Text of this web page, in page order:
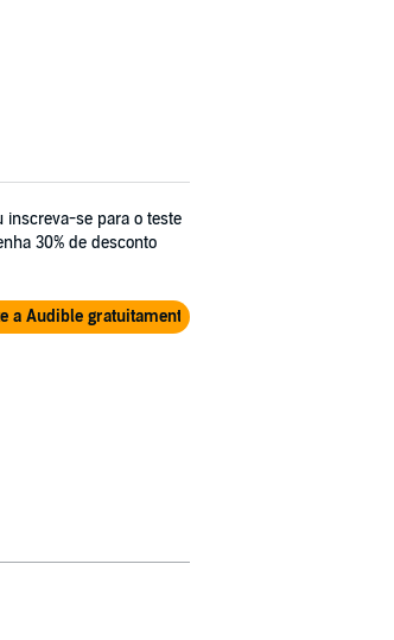
inscreva-se para o teste
30% de desconto
a Audible gratuitamente